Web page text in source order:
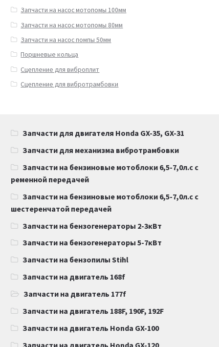
Запчасти на насос мотопомы 100мм
Запчасти на насос мотопомы 80мм
Запчасти на насос помпы 50мм
Поршневые кольца
Сцепление для виброплит
Сцепление для вибротрамбовки
Запчасти для двигателя Honda GX-35, GX-31
Запчасти для механизма вибротрамбовки
Запчасти на бензиновые мотоблоки 6,5-7,0л.с с
ременной передачей
Запчасти на бензиновые мотоблоки 6,5-7,0л.с с
шестеренчатой передачей
Запчасти на бензогенераторы 2-3кВт
Запчасти на бензогенераторы 5-7кВт
Запчасти на бензопилы Stihl
Запчасти на двигатель 168f
Запчасти на двигатель 177f
Запчасти на двигатель 188F, 190F, 192F
Запчасти на двигатель Honda GX-100
Запчасти на двигатель Honda GX-120